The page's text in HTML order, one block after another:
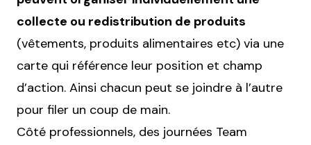
collecte ou redistribution de produits
(vêtements, produits alimentaires etc) via une
carte qui référence leur position et champ
d’action. Ainsi chacun peut se joindre à l’autre
pour filer un coup de main.
Côté professionnels, des journées Team